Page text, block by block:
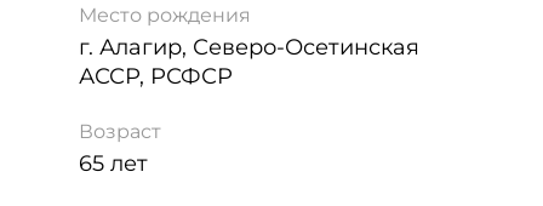
Место рождения
г. Алагир, Северо-Осетинская
АССР, РСФСР
Возраст
65 лет